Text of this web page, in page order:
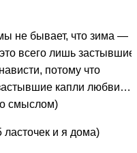
не бывает, что зима —
всего лишь застывшие
потому что
капли любви…
смыслом)
и я дома)